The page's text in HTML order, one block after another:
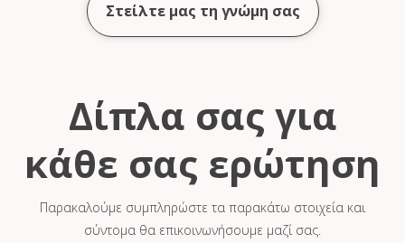
Στείλτε μας τη γνώμη σας
Δίπλα σας για
κάθε σας ερώτηση
Παρακαλούμε συμπληρώστε τα παρακάτω στοιχεία και
σύντομα θα επικοινωνήσουμε μαζί σας.